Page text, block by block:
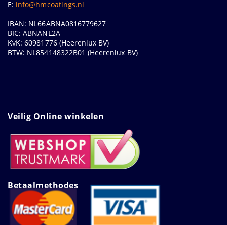
E: info@hmcoatings.nl
IBAN: NL66ABNA0816779627
BIC: ABNANL2A
KvK: 60981776 (Heerenlux BV)
BTW: NL854148322B01 (Heerenlux BV)
Veilig Online winkelen
Betaalmethodes